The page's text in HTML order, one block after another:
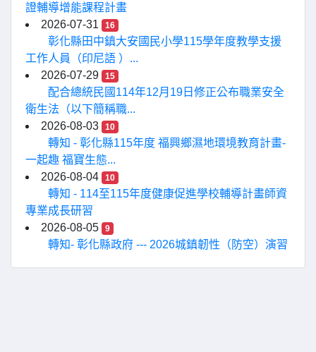
證輔導增能課程計畫
2026-07-31
16
彰化縣田中鎮大安國民小學115學年度教學支援
工作人員（印尼語 ）...
2026-07-29
15
配合總統民國114年12月19日修正公布職業安全
衛生法（以下簡稱職...
2026-08-03
10
轉知 - 彰化縣115年度 福興鄉濕地環境教育計畫-
一起趣 福寶生態...
2026-08-04
10
轉知 - 114至115年度健康促進學校輔導計畫師資
專業成長研習
2026-08-05
9
轉知- 彰化縣政府 --- 2026城鎮韌性（防空）演習